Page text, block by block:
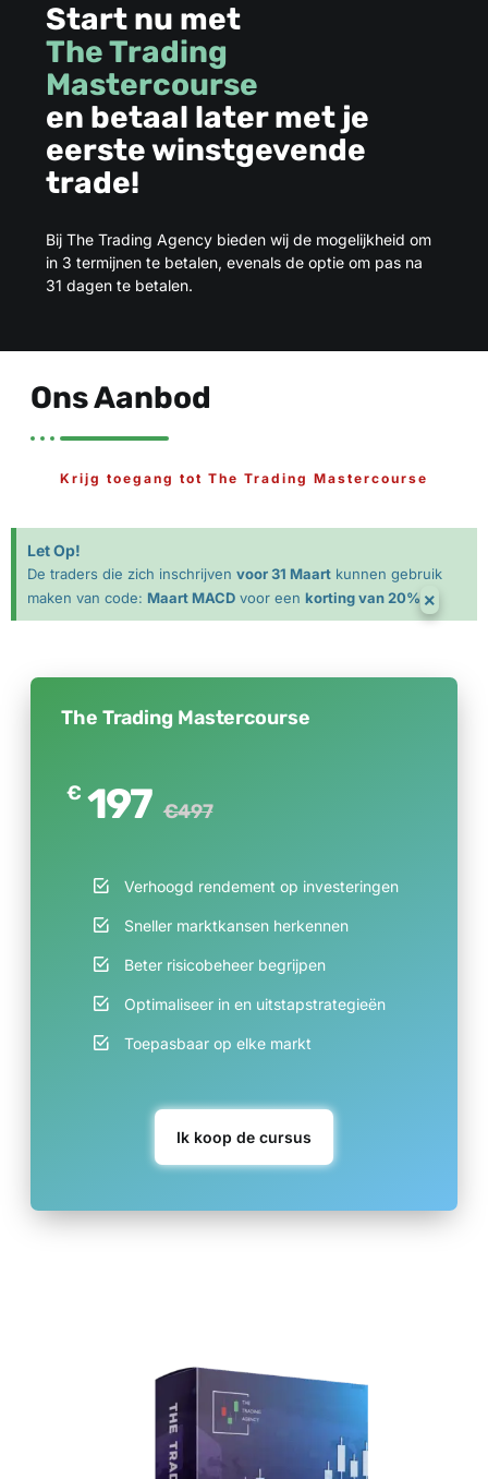
Start nu met
The Trading
Mastercourse
en betaal later met je
eerste winstgevende
trade!
Bij The Trading Agency bieden wij de mogelijkheid om
in 3 termijnen te betalen, evenals de optie om pas na
31 dagen te betalen.
Ons Aanbod
Krijg toegang tot The Trading Mastercourse
Let Op!
De traders die zich inschrijven voor 31 Maart kunnen gebruik
maken van code: Maart MACD voor een korting van 20% ×
The Trading Mastercourse
€ 197 €497
Verhoogd rendement op investeringen
Sneller marktkansen herkennen
Beter risicobeheer begrijpen
Optimaliseer in en uitstapstrategieën
Toepasbaar op elke markt
Ik koop de cursus